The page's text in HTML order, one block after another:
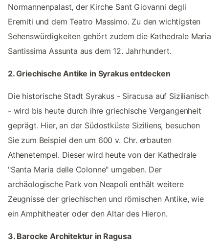
Normannenpalast, der Kirche Sant Giovanni degli
Eremiti und dem Teatro Massimo. Zu den wichtigsten
Sehenswürdigkeiten gehört zudem die Kathedrale Maria
Santissima Assunta aus dem 12. Jahrhundert.
2. Griechische Antike in Syrakus entdecken
Die historische Stadt Syrakus - Siracusa auf Sizilianisch
- wird bis heute durch ihre griechische Vergangenheit
geprägt. Hier, an der Südostküste Siziliens, besuchen
Sie zum Beispiel den um 600 v. Chr. erbauten
Athenetempel. Dieser wird heute von der Kathedrale
"Santa Maria delle Colonne" umgeben. Der
archäologische Park von Neapoli enthält weitere
Zeugnisse der griechischen und römischen Antike, wie
ein Amphitheater oder den Altar des Hieron.
3. Barocke Architektur in Ragusa